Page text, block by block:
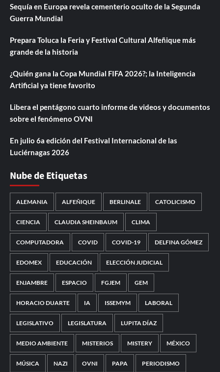
Sequía en Europa revela cementerio oculto de la Segunda
Guerra Mundial
Prepara Toluca la Feria y Festival Cultural Alfeñique más
grande de la historia
¿Quién gana la Copa Mundial FIFA 2026?; la Inteligencia
Artificial ya tiene favorito
Libera el pentágono cuarto informe de videos y documentos
sobre el fenómeno OVNI
En julio 6a edición del Festival Internacional de las
Luciérnagas 2026
Nube de Etiquetas
ALEMANIA ALFEÑIQUE BERLINALE CATOLICISMO
CIENCIA CLAUDIA SHEINBAUM CLIMA
COMPUTADORA COVID COVID-19 DELFINA GÓMEZ
EDOMEX EDUCACIÓN ELECCIÓN JUDICIAL
ENJAMBRE ESPACIO FGJEM GEM
HORACIO DUARTE IA ISSEMYM LABORAL
LEGISLATIVO LEGISLATURA LUPITA DÍAZ
MEDIO AMBIENTE MISTERIOS MISTERY MÉXICO
MÚSICA NAZI OVNI PAPA PERIODISMO